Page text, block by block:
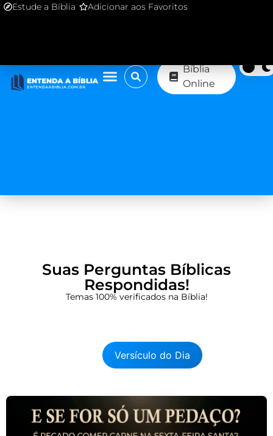
Estude a Bíblia Adicionar aos Favoritos
Bíblia
Online
Suas Perguntas Bíblicas
Respondidas!
Temas 100% verificados na Bíblia!
Versículo do Dia